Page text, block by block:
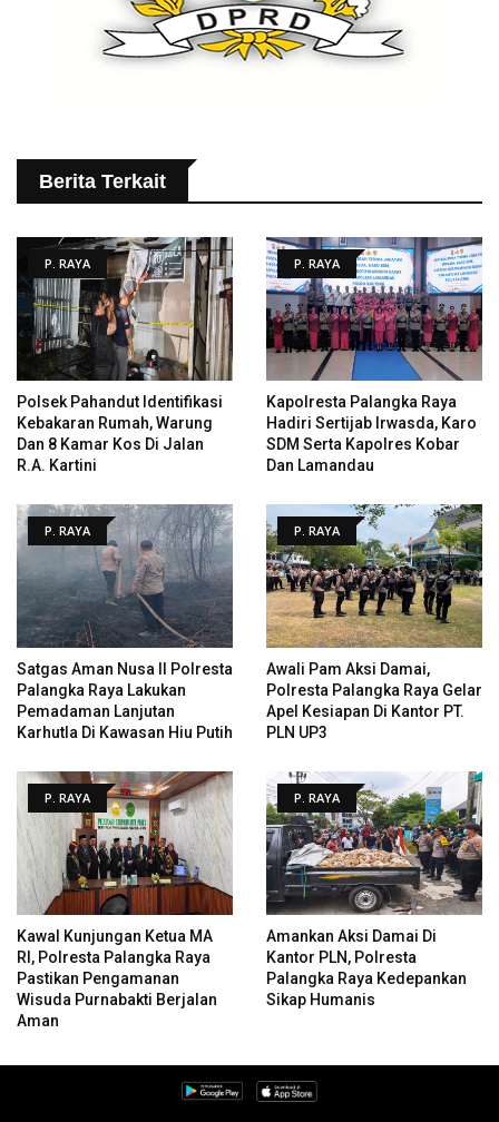
Berita Terkait
P. RAYA
Polsek Pahandut Identifikasi
Kebakaran Rumah, Warung
Dan 8 Kamar Kos Di Jalan
R.A. Kartini
P. RAYA
Kapolresta Palangka Raya
Hadiri Sertijab Irwasda, Karo
SDM Serta Kapolres Kobar
Dan Lamandau
P. RAYA
Satgas Aman Nusa II Polresta
Palangka Raya Lakukan
Pemadaman Lanjutan
Karhutla Di Kawasan Hiu Putih
P. RAYA
Awali Pam Aksi Damai,
Polresta Palangka Raya Gelar
Apel Kesiapan Di Kantor PT.
PLN UP3
P. RAYA
Kawal Kunjungan Ketua MA
RI, Polresta Palangka Raya
Pastikan Pengamanan
Wisuda Purnabakti Berjalan
Aman
P. RAYA
Amankan Aksi Damai Di
Kantor PLN, Polresta
Palangka Raya Kedepankan
Sikap Humanis